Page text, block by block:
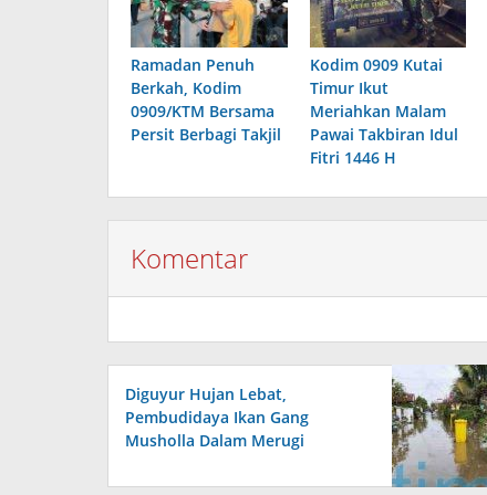
Ramadan Penuh
Berkah, Kodim
0909/KTM Bersama
Persit Berbagi Takjil
Kodim 0909 Kutai
Timur Ikut
Meriahkan Malam
Pawai Takbiran Idul
Fitri 1446 H
Komentar
Diguyur Hujan Lebat,
Pembudidaya Ikan Gang
Musholla Dalam Merugi